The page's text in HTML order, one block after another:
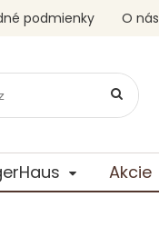
podmienky O nás
Akcie